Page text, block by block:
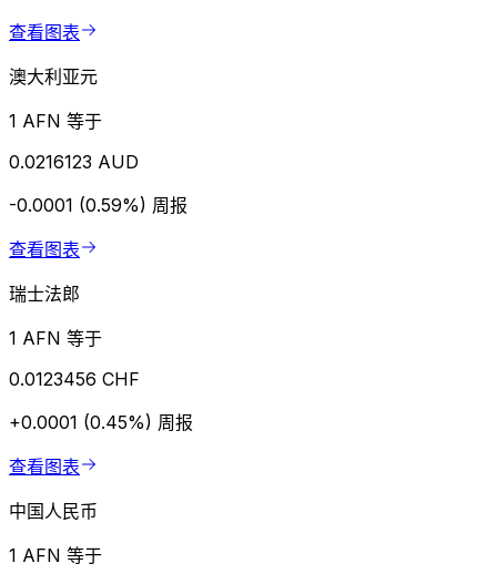
查看图表
澳大利亚元
1 AFN 等于
0.0216123 AUD
-0.0001 (0.59%) 周报
查看图表
瑞士法郎
1 AFN 等于
0.0123456 CHF
+0.0001 (0.45%) 周报
查看图表
中国人民币
1 AFN 等于